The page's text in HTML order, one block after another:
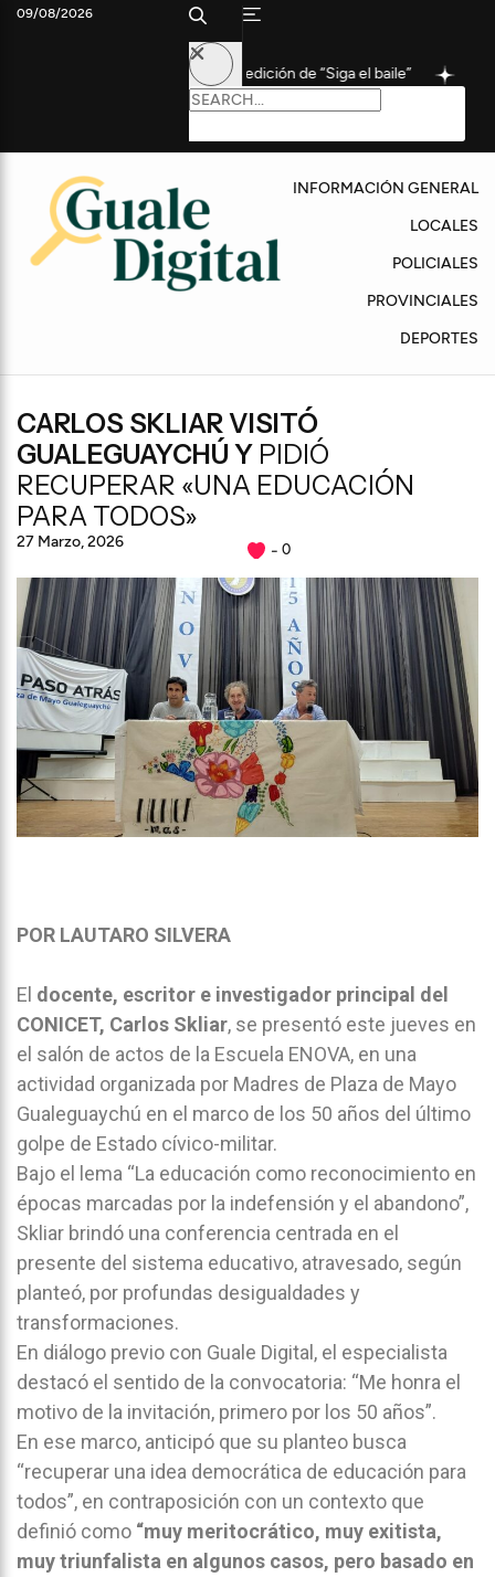
de la cuarta edición de “Siga el baile” Coudet, tras
09/08/2026
INFORMACIÓN GENERAL
LOCALES
POLICIALES
PROVINCIALES
DEPORTES
CARLOS SKLIAR VISITÓ
GUALEGUAYCHÚ Y PIDIÓ
RECUPERAR «UNA EDUCACIÓN
PARA TODOS»
27 Marzo, 2026 0
POR LAUTARO SILVERA
El docente, escritor e investigador principal del
CONICET, Carlos Skliar, se presentó este jueves en
el salón de actos de la Escuela ENOVA, en una
actividad organizada por Madres de Plaza de Mayo
Gualeguaychú en el marco de los 50 años del último
golpe de Estado cívico-militar.
Bajo el lema “La educación como reconocimiento en
épocas marcadas por la indefensión y el abandono”,
Skliar brindó una conferencia centrada en el
presente del sistema educativo, atravesado, según
planteó, por profundas desigualdades y
transformaciones.
En diálogo previo con Guale Digital, el especialista
destacó el sentido de la convocatoria: “Me honra el
motivo de la invitación, primero por los 50 años”.
En ese marco, anticipó que su planteo busca
“recuperar una idea democrática de educación para
todos”, en contraposición con un contexto que
definió como “muy meritocrático, muy exitista,
muy triunfalista en algunos casos, pero basado en